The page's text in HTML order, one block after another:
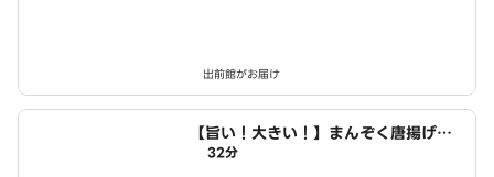
出前館がお届け
【旨い！大きい！】まんぞく唐揚げ弁
当 はるき 清田店
32分